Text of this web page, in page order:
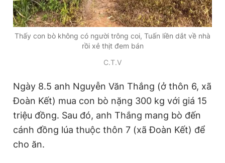
Theo dõi báo trên
Hotline Liên hệ quảng cáo
0908 780 404
Tổng biên tập: Nguyễn Ngọc Toàn
Phó tổng biên tập thường trực: Hải Thành
Phó tổng biên tập: Lâm Hiếu Dũng
Phó tổng biên tập: Trần Việt Hưng
Tổng thư ký tòa soạn: Đức Trung
Giấy phép xuất bản số 110/GP - BTTTT cấp ngày 24.3.2020
Thấy con bò không có người trông coi, Tuấn liền dắt về nhà
rồi xẻ thịt đem bán
C.T.V
Ngày 8.5 anh Nguyễn Văn Thắng (ở thôn 6, xã
Đoàn Kết) mua con bò nặng 300 kg với giá 15
triệu đồng. Sau đó, anh Thắng mang bò đến
cánh đồng lúa thuộc thôn 7 (xã Đoàn Kết) để
cho ăn.